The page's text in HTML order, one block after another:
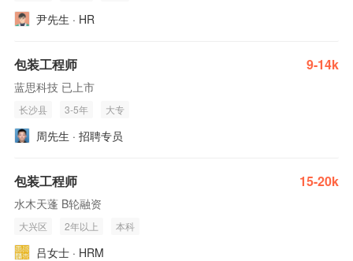
尹先生 · HR
包装工程师 9-14k
蓝思科技 已上市
长沙县 3-5年 大专
周先生 · 招聘专员
包装工程师 15-20k
水木天蓬 B轮融资
大兴区 2年以上 本科
吕女士 · HRM